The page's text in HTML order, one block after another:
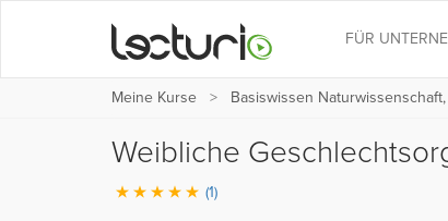
FÜR
Meine Kurse Basiswissen
Weibliche
(1)